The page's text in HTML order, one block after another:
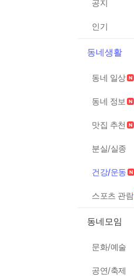
공지
인기
동네생활
동네 일상
동네 정보
맛집 추천
분실/실종
건강/운동
스포츠 관람
동네모임
문화/예술
공연/축제